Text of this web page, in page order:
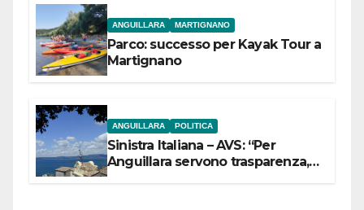
ANGUILLARA MARTIGNANO
Parco: successo per Kayak Tour a
Martignano
ANGUILLARA POLITICA
Sinistra Italiana – AVS: “Per
Anguillara servono trasparenza,